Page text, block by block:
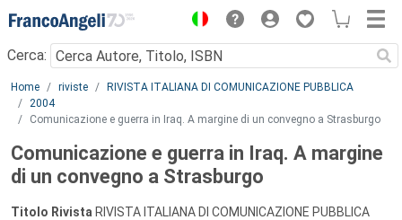
Menu
Cerca:
Main content
Home riviste
RIVISTA ITALIANA DI COMUNICAZIONE PUBBLICA
2004
Comunicazione e guerra in Iraq. A margine di un convegno a Strasburgo
Comunicazione e guerra in Iraq. A margine
di un convegno a Strasburgo
Titolo Rivista RIVISTA ITALIANA DI COMUNICAZIONE PUBBLICA